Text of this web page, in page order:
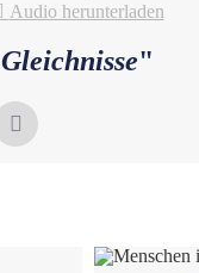
Audio herunterladen
Gleichnisse"